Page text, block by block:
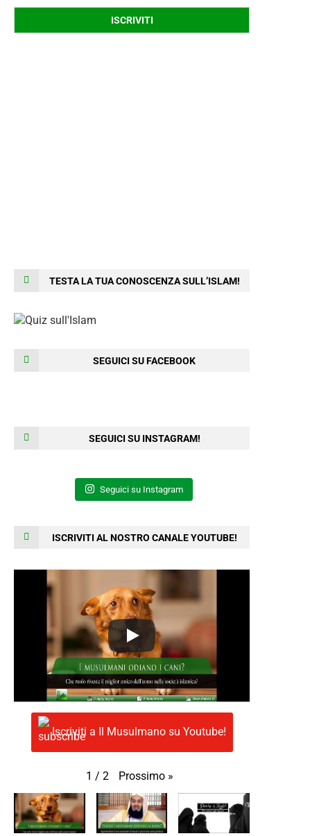
TESTA LA TUA CONOSCENZA SULL’ISLAM!
SEGUICI SU FACEBOOK
SEGUICI SU INSTAGRAM!
Seguici su Instagram
ISCRIVITI AL NOSTRO CANALE YOUTUBE!
Iscriviti a Il Musulmano su Youtube!
1 / 2 Prossimo »